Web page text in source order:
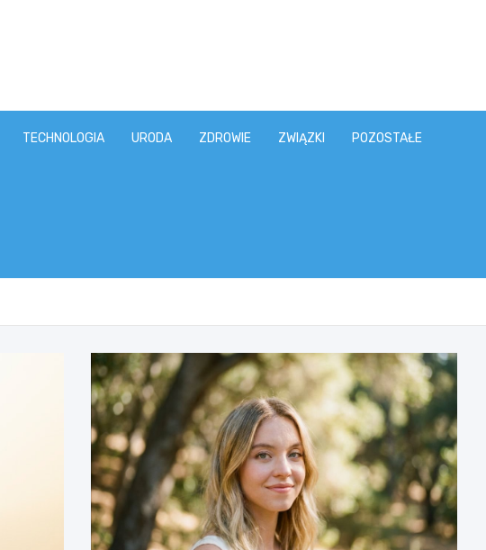
TECHNOLOGIA URODA ZDROWIE ZWIĄZKI POZOSTAŁE